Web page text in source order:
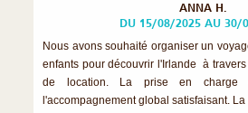
ANNA H.
DU 15/08/2025 AU 30/
Nous avons souhaité organiser un
enfants pour découvrir l'Irlande à
de location. La prise en charge
l'accompagnement global satisfaisant.